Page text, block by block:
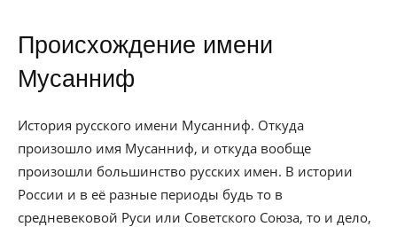
Происхождение имени
Мусанниф
История русского имени Мусанниф. Откуда
произошло имя Мусанниф, и откуда вообще
произошли большинство русских имен. В истории
России и в её разные периоды будь то в
средневековой Руси или Советского Союза, то и дело,